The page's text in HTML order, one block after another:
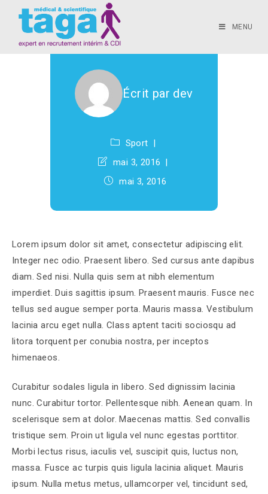
MENU
pharetra
auctor
Écrit par dev
Sport
mai 3, 2016
mai 3, 2016
Lorem ipsum dolor sit amet, consectetur adipiscing elit.
Integer nec odio. Praesent libero. Sed cursus ante dapibus
diam. Sed nisi. Nulla quis sem at nibh elementum
imperdiet. Duis sagittis ipsum. Praesent mauris. Fusce nec
tellus sed augue semper porta. Mauris massa. Vestibulum
lacinia arcu eget nulla. Class aptent taciti sociosqu ad
litora torquent per conubia nostra, per inceptos
himenaeos.
Curabitur sodales ligula in libero. Sed dignissim lacinia
nunc. Curabitur tortor. Pellentesque nibh. Aenean quam. In
scelerisque sem at dolor. Maecenas mattis. Sed convallis
tristique sem. Proin ut ligula vel nunc egestas porttitor.
Morbi lectus risus, iaculis vel, suscipit quis, luctus non,
massa. Fusce ac turpis quis ligula lacinia aliquet. Mauris
ipsum. Nulla metus metus, ullamcorper vel, tincidunt sed,